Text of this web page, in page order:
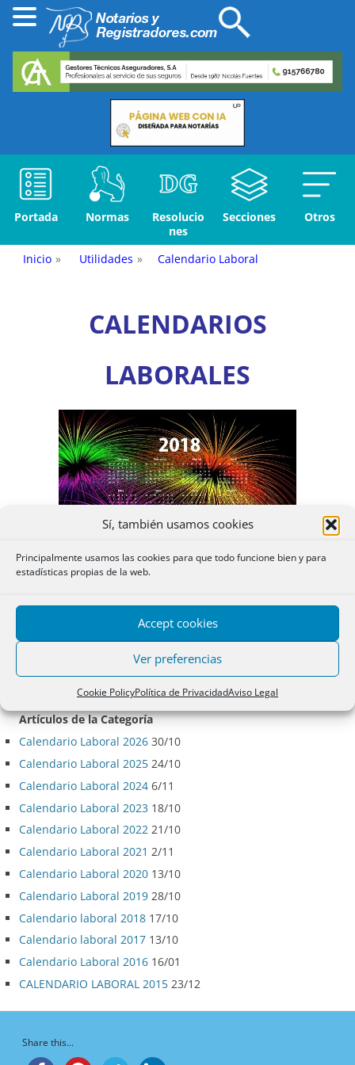
Sí, también usamos cookies
Principalmente usamos las cookies para que todo funcione bien y para
estadísticas propias de la web.
Accept cookies
Ver preferencias
Cookie PolicyPolítica de PrivacidadAviso Legal
Portada Normas
Resolucio
nes
Secciones Otros
Inicio » Utilidades » Calendario Laboral
CALENDARIOS
LABORALES
(Ir a los calendarios de DÍAS INHÁBILES en el
ámbito de la Administración General del Estado)
Artículos de la Categoría
Calendario Laboral 2026 30/10
Calendario Laboral 2025 24/10
Calendario Laboral 2024 6/11
Calendario Laboral 2023 18/10
Calendario Laboral 2022 21/10
Calendario Laboral 2021 2/11
Calendario Laboral 2020 13/10
Calendario Laboral 2019 28/10
Calendario laboral 2018 17/10
Calendario laboral 2017 13/10
Calendario Laboral 2016 16/01
CALENDARIO LABORAL 2015 23/12
Share this...